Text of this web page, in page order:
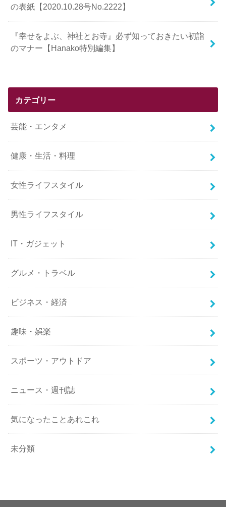
の表紙【2020.10.28号No.2222】
『幸せをよぶ、神社とお寺』必ず知っておきたい初詣
のマナー【Hanako特別編集】
カテゴリー
芸能・エンタメ
健康・生活・料理
女性ライフスタイル
男性ライフスタイル
IT・ガジェット
グルメ・トラベル
ビジネス・経済
趣味・娯楽
スポーツ・アウトドア
ニュース・週刊誌
気になったことあれこれ
未分類